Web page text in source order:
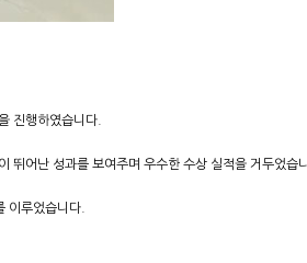
진행하였습니다.
뛰어난 성과를 보여주며 우수한 수상 실적을 거두었습
이루었습니다.